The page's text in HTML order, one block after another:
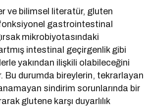
ve bilimsel literatür, gluten
fonksiyonel gastrointestinal
mikrobiyotasındaki
intestinal geçirgenlik gibi
yakından ilişkili olabileceğini
Bu durumda bireylerin, tekrarlayan
sindirim sorunlarında bir
glutene karşı duyarlılık